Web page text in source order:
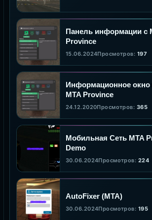
Панель информации с
Province
15.06.2024Просмотров: 197
Информационное окно
MTA Province
24.12.2020Просмотров: 365
Мобильная Сеть MTA
Demo
30.06.2024Просмотров: 224
AutoFixer (MTA)
30.06.2024Просмотров: 195